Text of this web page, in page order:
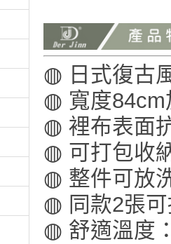
◍ 日式復古
◍ 寬度84cm
◍ 裡布表面
◍ 可打包收
◍ 整件可放
◍ 同款2張可
◍ 舒適溫度